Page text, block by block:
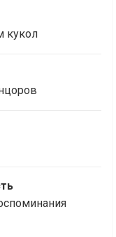
кукол